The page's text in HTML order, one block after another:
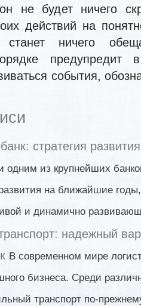
не будет ничего
действий на
станет ничего
события,
стратегия
одним из крупнейших
на ближайшие
и динамично
надежный
В современном мире
бизнеса. Среди
транспорт по-